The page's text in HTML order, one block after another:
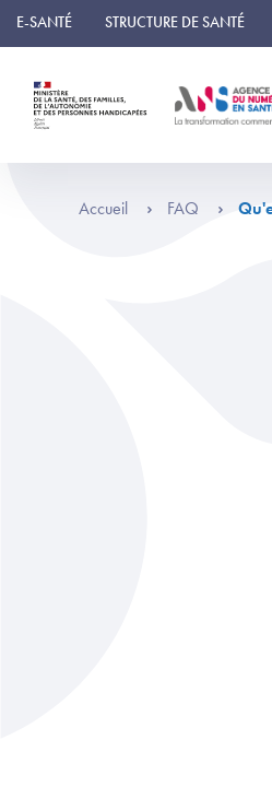
Panneau de gestion des cookies
E-SANTÉ STRUCTURE DE SANTÉ
Accueil FAQ